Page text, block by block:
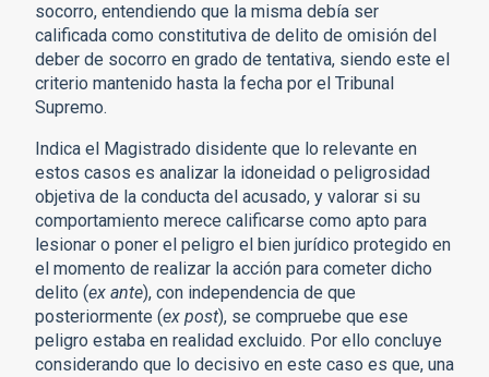
socorro, entendiendo que la misma debía ser
calificada como constitutiva de delito de omisión del
deber de socorro en grado de tentativa, siendo este el
criterio mantenido hasta la fecha por el Tribunal
Supremo.
Indica el Magistrado disidente que lo relevante en
estos casos es analizar la idoneidad o peligrosidad
objetiva de la conducta del acusado, y valorar si su
comportamiento merece calificarse como apto para
lesionar o poner el peligro el bien jurídico protegido en
el momento de realizar la acción para cometer dicho
delito (ex ante), con independencia de que
posteriormente (ex post), se compruebe que ese
peligro estaba en realidad excluido. Por ello concluye
considerando que lo decisivo en este caso es que, una